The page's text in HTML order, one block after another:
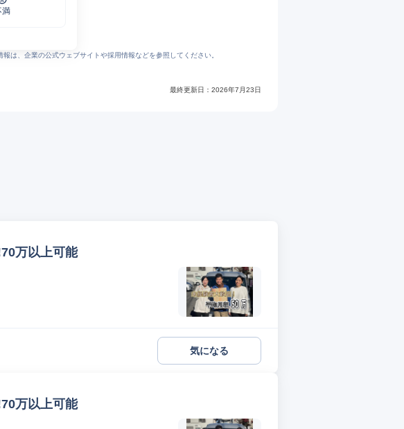
ン
満
は、企業の公式ウェブサイトや採用情報などを参照してください。
最終更新日： 2026年7月23日
万以上可能
気になる
万以上可能